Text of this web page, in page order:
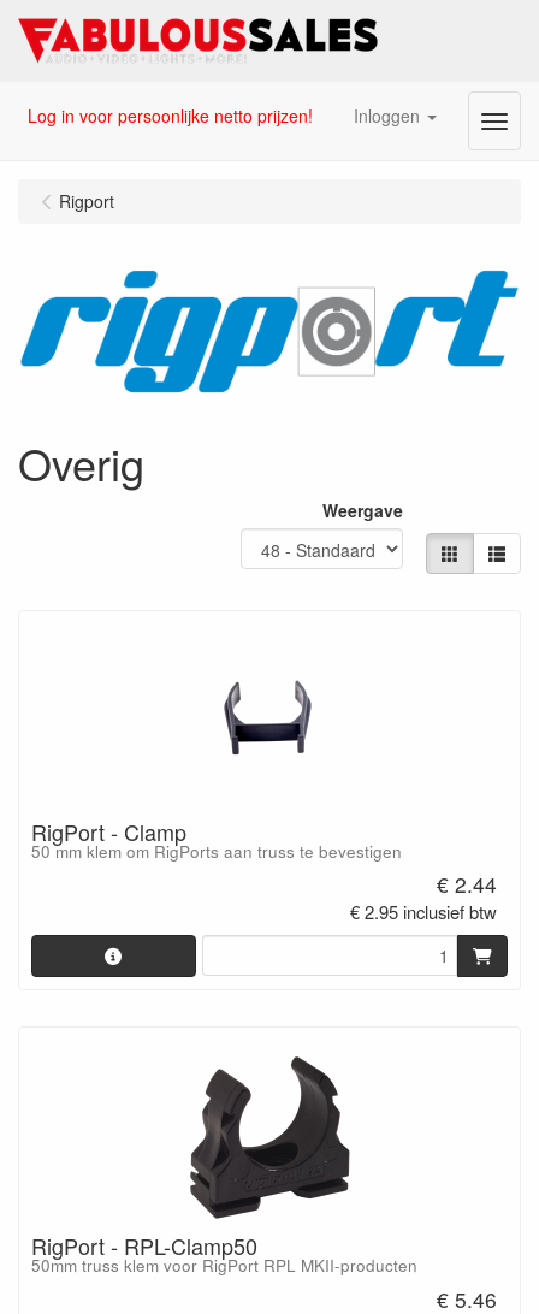
Log in voor persoonlijke netto prijzen! Inloggen Menu
Rigport
Overig
Weergave
RigPort - Clamp
50 mm klem om RigPorts aan truss te bevestigen
€ 2.44
€ 2.95 inclusief btw
RigPort - RPL-Clamp50
50mm truss klem voor RigPort RPL MKII-producten
€ 5.46